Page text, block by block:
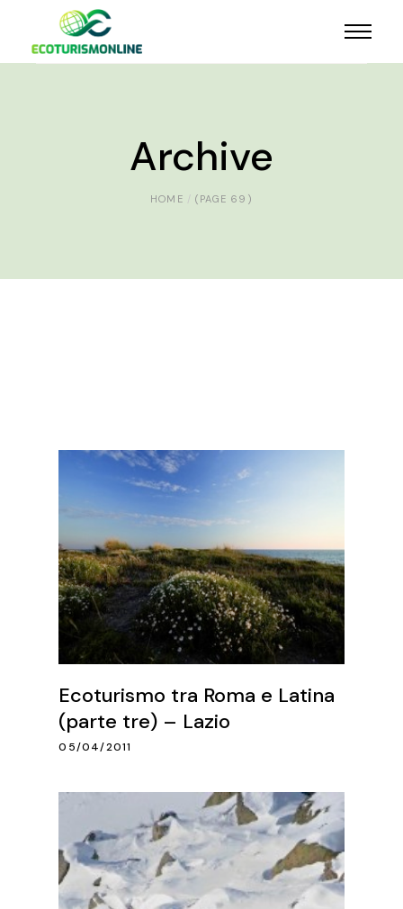
Archive
HOME (PAGE 69)
Ecoturismo tra Roma e Latina
(parte tre) – Lazio
05/04/2011